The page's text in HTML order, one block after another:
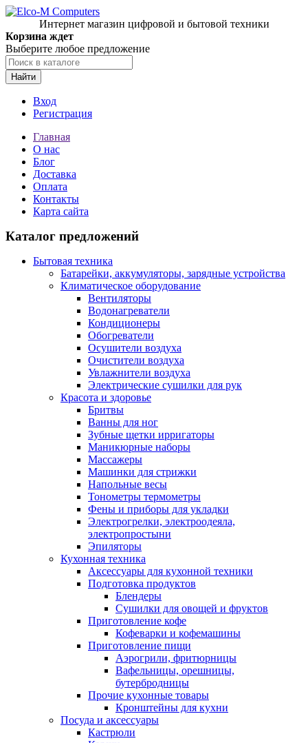
Интернет магазин цифровой и бытовой техники
Корзина ждет
Выберите любое предложение
Найти
Вход
Регистрация
Главная
О нас
Блог
Доставка
Оплата
Контакты
Карта сайта
Каталог предложений
Бытовая техника
Батарейки, аккумуляторы, зарядные устройства
Климатическое оборудование
Вентиляторы
Водонагреватели
Кондиционеры
Обогреватели
Осушители воздуха
Очистители воздуха
Увлажнители воздуха
Электрические сушилки для рук
Красота и здоровье
Бритвы
Ванны для ног
Зубные щетки ирригаторы
Маникюрные наборы
Массажеры
Машинки для стрижки
Напольные весы
Тонометры термометры
Фены и приборы для укладки
Электрогрелки, электроодеяла,
электропростыни
Эпиляторы
Кухонная техника
Аксессуары для кухонной техники
Подготовка продуктов
Блендеры
Сушилки для овощей и фруктов
Приготовление кофе
Кофеварки и кофемашины
Приготовление пищи
Аэрогрили, фритюрницы
Вафельницы, орешницы,
бутербродницы
Прочие кухонные товары
Кронштейны для кухни
Посуда и аксессуары
Кастрюли